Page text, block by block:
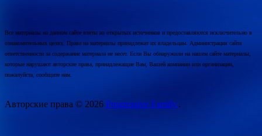
Все материалы на данном сайте взяты из открытых источников и предоставляются исключительно в
ознакомительных целях. Права на материалы принадлежат их владельцам. Администрация сайта
ответственности за содержание материала не несет. Если Вы обнаружили на нашем сайте материалы,
которые нарушают авторские права, принадлежащие Вам, Вашей компании или организации,
пожалуйста, сообщите нам.
Авторские права © 2026 Progressive Family..